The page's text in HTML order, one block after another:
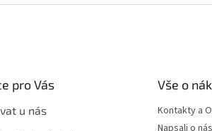
pro Vás
u nás
Vše o
Kontakty a
Napsali o nás